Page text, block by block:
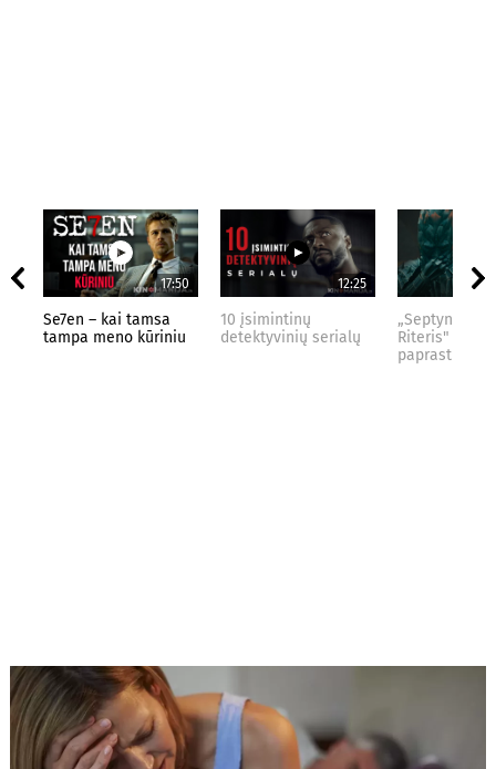
17:50
Se7en – kai tamsa
tampa meno kūriniu
12:25
10 įsimintinų
detektyvinių serialų
„Septynių
Riteris" – kai
paprastumas